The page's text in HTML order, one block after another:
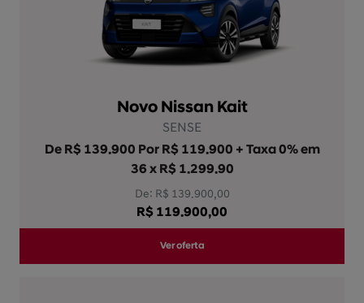
Novo Nissan Kait
SENSE
De R$ 139.900 Por R$ 119.900 + Taxa 0% em
36 x R$ 1.299.90
De: R$ 139.900,00
R$ 119.900,00
Ver oferta